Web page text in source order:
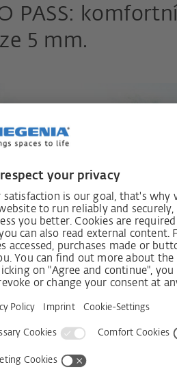
PASS: komfortní
5 mm.